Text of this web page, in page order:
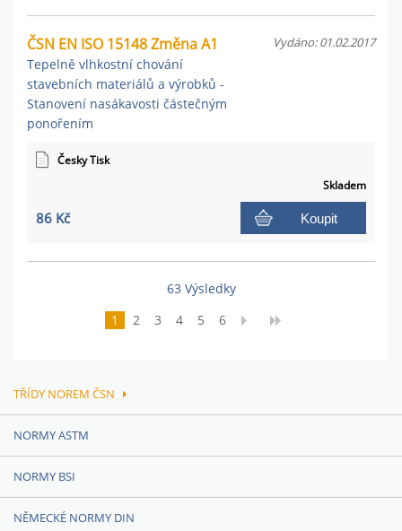
ČSN EN ISO 15148 Změna A1
Tepelně vlhkostní chování
stavebních materiálů a výrobků -
Stanovení nasákavosti částečným
ponořením
Vydáno: 01.02.2017
Česky Tisk
Skladem
86 Kč Koupit
63 Výsledky
1
2 3 4 5 6
TŘÍDY NOREM ČSN
NORMY ASTM
NORMY BSI
NĚMECKÉ NORMY DIN